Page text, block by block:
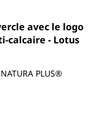
avec le logo
calcaire - Lotus
PLUS®